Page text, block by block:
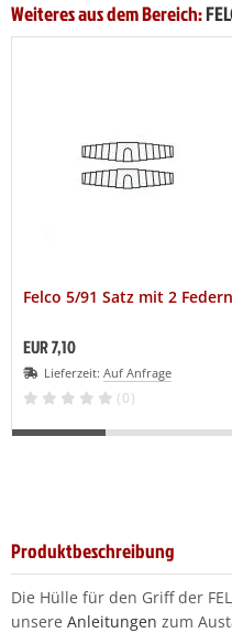
Weiteres aus dem Bereich:
Felco 5/91 Satz mit 2 Federn
EUR 7,10
Lieferzeit: Auf Anfrage
(0)
Produktbeschreibung
Die Hülle für den Griff der
unsere Anleitungen zum